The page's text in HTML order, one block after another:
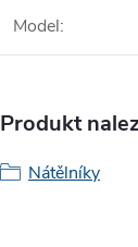
Model:
Produkt
Nátělníky